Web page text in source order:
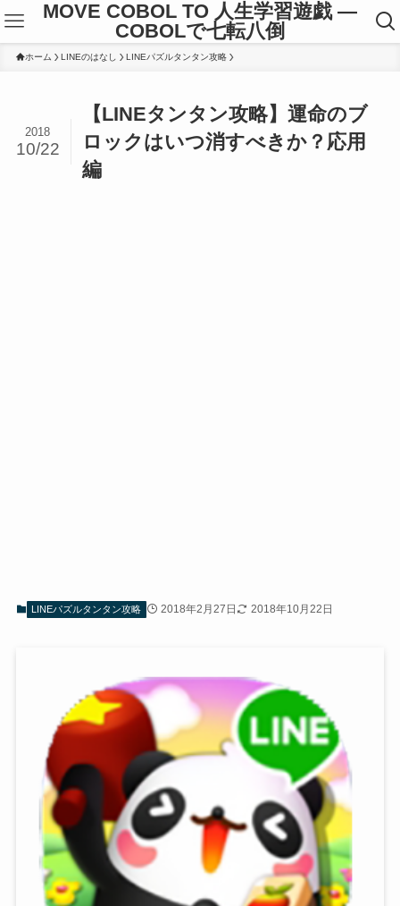
MOVE COBOL TO 人生学習遊戯 ―
COBOLで七転八倒
ホーム LINEのはなし LINEパズルタンタン攻略
【LINEタンタン攻略】運命のブ
ロックはいつ消すべきか？応用
編
2018
10/22
LINEパズルタンタン攻略 2018年2月27日 2018年10月22日